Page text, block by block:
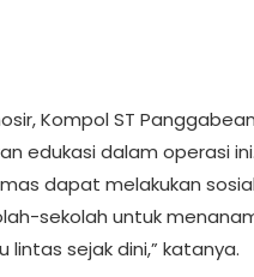
Kompol ST
edukasi dalam operasi
dapat melakukan
sekolah untuk
lintas sejak dini,” katanya.